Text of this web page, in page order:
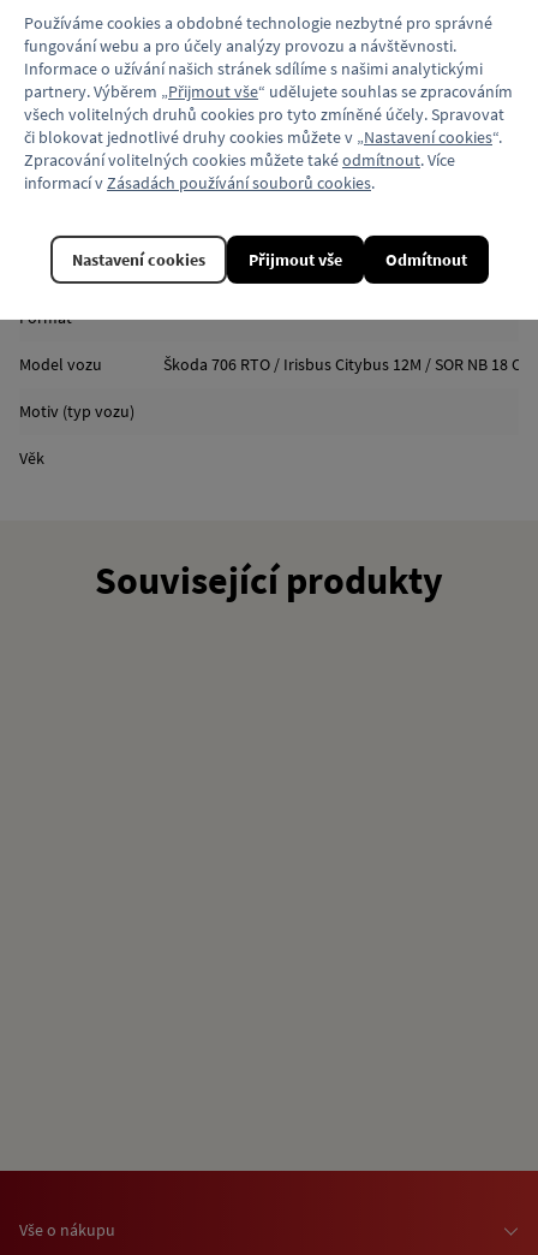
Karosa B732
Ikarus 280
Karosa B741
Karosa B941
Irisbus Citybus 12m
SOR NB 12
Solaris Urbino 8,9
SOR NB 18
Kód produktu
Formát
Model vozu Škoda 706 RTO / Irisbus Citybus 12M / SOR NB 18
Motiv (typ vozu)
Věk
Související produkty
Vše o nákupu
Používáme cookies a obdobné technologie nezbytné pro správné
fungování webu a pro účely analýzy provozu a návštěvnosti.
Informace o užívání našich stránek sdílíme s našimi analytickými
partnery. Výběrem „Přijmout vše“ udělujete souhlas se zpracováním
všech volitelných druhů cookies pro tyto zmíněné účely. Spravovat
či blokovat jednotlivé druhy cookies můžete v „Nastavení cookies“.
Zpracování volitelných cookies můžete takéodmítnout. Více
informací vZásadách používání souborů cookies.
Odmítnout
Nastavení cookies Přijmout vše